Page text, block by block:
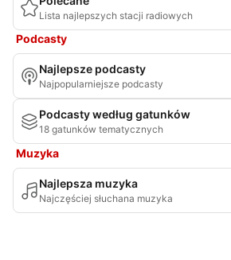
Lista najlepszych stacji radiowych
Podcasty
Najlepsze podcasty
Najpopularniejsze podcasty
Podcasty według gatunków
18 gatunków tematycznych
Muzyka
Najlepsza muzyka
Najczęściej słuchana muzyka